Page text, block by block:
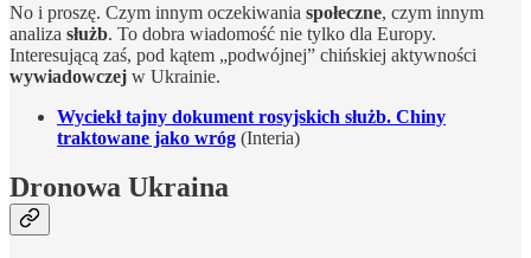
No i proszę. Czym innym oczekiwania społeczne, czym innym
analiza służb. To dobra wiadomość nie tylko dla Europy.
Interesującą zaś, pod kątem „podwójnej” chińskiej aktywności
wywiadowczej w Ukrainie.
Wyciekł tajny dokument rosyjskich służb. Chiny
traktowane jako wróg (Interia)
Dronowa Ukraina